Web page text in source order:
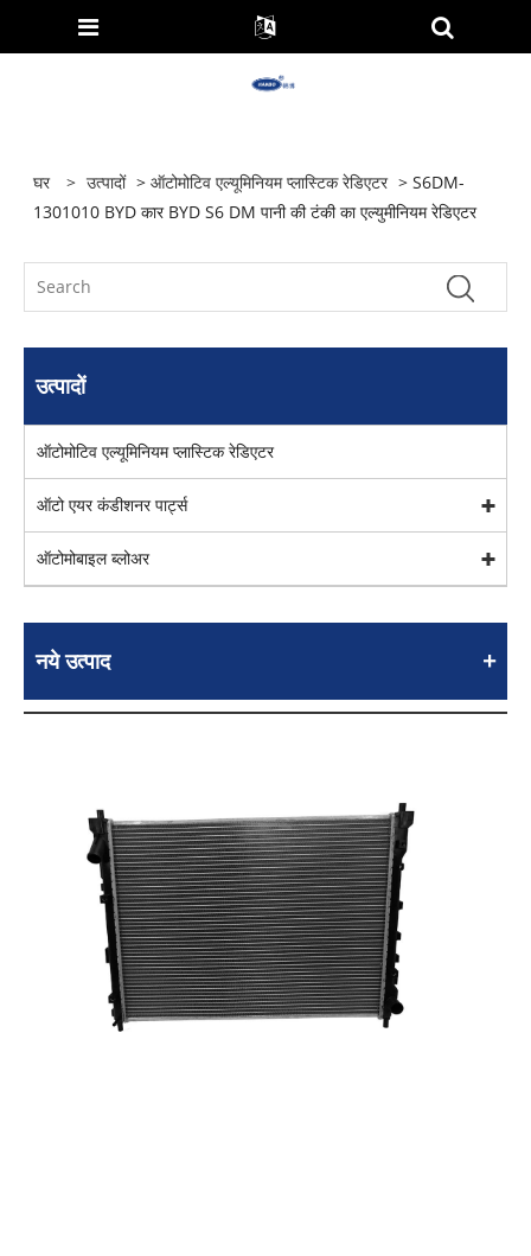
घर > उत्पादों >ऑटोमोटिव एल्यूमिनियम प्लास्टिक रेडिएटर > S6DM-
1301010 BYD कार BYD S6 DM पानी की टंकी का एल्युमीनियम रेडिएटर
उत्पादों
ऑटोमोटिव एल्यूमिनियम प्लास्टिक रेडिएटर
ऑटो एयर कंडीशनर पार्ट्स
ऑटोमोबाइल ब्लोअर
नये उत्पाद